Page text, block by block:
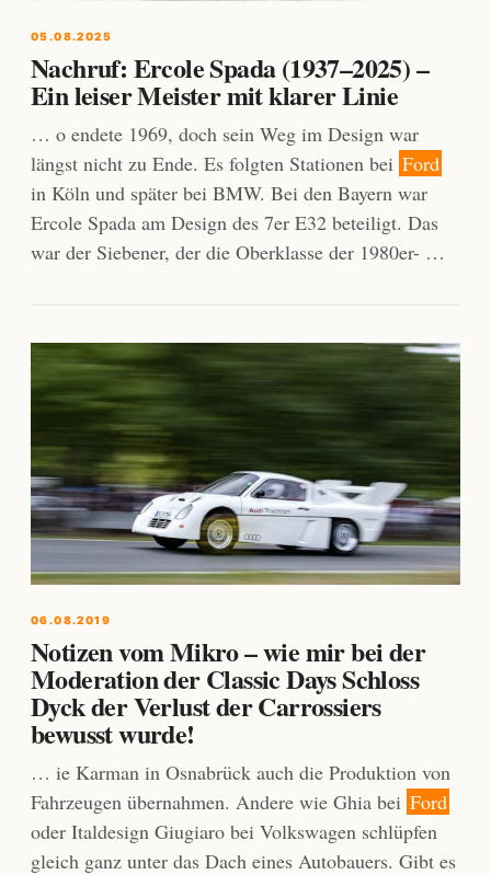
05.08.2025
Nachruf: Ercole Spada (1937–2025) –
Ein leiser Meister mit klarer Linie
… o endete 1969, doch sein Weg im Design war
längst nicht zu Ende. Es folgten Stationen bei Ford
in Köln und später bei BMW. Bei den Bayern war
Ercole Spada am Design des 7er E32 beteiligt. Das
war der Siebener, der die Oberklasse der 1980er- …
06.08.2019
Notizen vom Mikro – wie mir bei der
Moderation der Classic Days Schloss
Dyck der Verlust der Carrossiers
bewusst wurde!
… ie Karman in Osnabrück auch die Produktion von
Fahrzeugen übernahmen. Andere wie Ghia bei Ford
oder Italdesign Giugiaro bei Volkswagen schlüpfen
gleich ganz unter das Dach eines Autobauers. Gibt es